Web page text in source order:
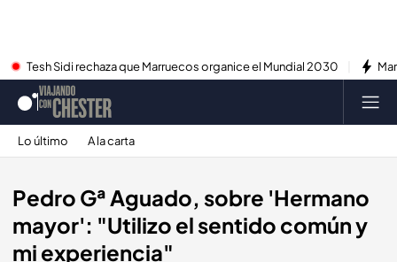
Tesh Sidi rechaza que Marruecos organice el Mundial 2030
Lo último A la carta
Pedro Gª Aguado, sobre 'Hermano
mayor': "Utilizo el sentido común y
mi experiencia"